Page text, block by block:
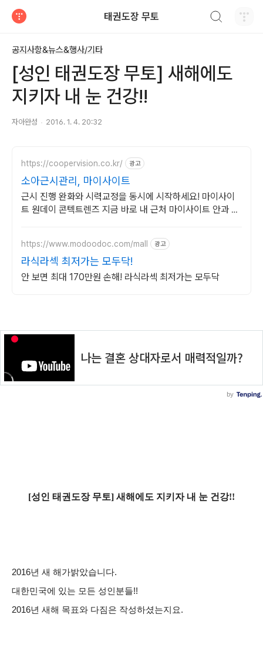
태권도장 무토
공지사항&뉴스&행사/기타
[성인 태권도장 무토] 새해에도
지키자 내 눈 건강!!
자아완성 2016. 1. 4. 20:32
https://coopervision.co.kr/ 광고
소아근시관리, 마이사이트
근시 진행 완화와 시력교정을 동시에 시작하세요! 마이사이
트 원데이 콘텍트렌즈 지금 바로 내 근처 마이사이트 안과 찾
https://www.modoodoc.com/mall 광고
라식라섹 최저가는 모두닥!
안 보면 최대 170만원 손해! 라식라섹 최저가는 모두닥
[성인 태권도장 무토] 새해에도 지키자 내 눈 건강!!
2016년 새 해가밝았습니다.
대한민국에 있는 모든 성인분들!!
2016년 새해 목표와 다짐은 작성하셨는지요.